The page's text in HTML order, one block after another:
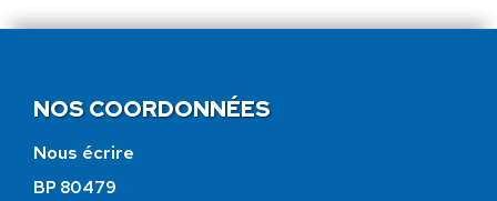
NOS COORDONNÉES
Nous écrire
BP 80479